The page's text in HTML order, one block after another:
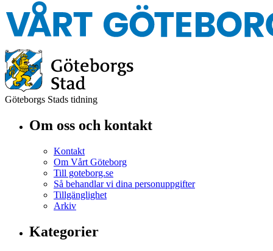
Göteborgs Stads tidning
Om oss och kontakt
Kontakt
Om Vårt Göteborg
Till goteborg.se
Så behandlar vi dina personuppgifter
Tillgänglighet
Arkiv
Kategorier